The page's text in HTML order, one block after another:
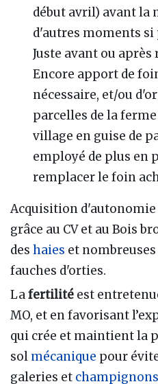
début avril) avant la
d'autres moments si
Juste avant ou
Encore apport de
nécessaire, et/ou
parcelles de la
village en guise de
employé de plus en
remplacer le foin
Acquisition d'autonomie
grâce au CV et au Bois
des haies et nombreuses
fauches d'orties.
Lafertilité est
MO, et en favorisant
qui crée et maintient la
sol mécanique pour
galeries et champignons